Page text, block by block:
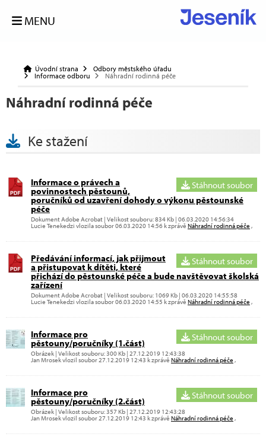
MENU
Úvodní strana
Odbory městského úřadu
Informace odboru
Náhradní rodinná péče
Náhradní rodinná péče
Ke stažení
Stáhnout soubor
Informace o právech a
povinnostech pěstounů,
poručníků od uzavření dohody o výkonu pěstounské
péče
Dokument Adobe Acrobat | Velikost souboru: 834 Kb | 06.03.2020 14:56:34
Lucie Tenekedzi vlozila soubor 06.03.2020 14:56 k zprávě Náhradní rodinná péče ,
Stáhnout soubor
Předávání informací, jak přijmout
a přistupovat k dítěti, které
přichází do pěstounské péče a bude navštěvovat školská
zařízení
Dokument Adobe Acrobat | Velikost souboru: 1069 Kb | 06.03.2020 14:55:58
Lucie Tenekedzi vlozila soubor 06.03.2020 14:55 k zprávě Náhradní rodinná péče ,
Stáhnout soubor
Informace pro
pěstouny/poručníky (1.část)
Obrázek | Velikost souboru: 300 Kb | 27.12.2019 12:43:38
Jan Mrosek vlozil soubor 27.12.2019 12:43 k zprávě Náhradní rodinná péče ,
Stáhnout soubor
Informace pro
pěstouny/poručníky (2.část)
Obrázek | Velikost souboru: 357 Kb | 27.12.2019 12:43:28
Jan Mrosek vlozil soubor 27.12.2019 12:43 k zprávě Náhradní rodinná péče ,